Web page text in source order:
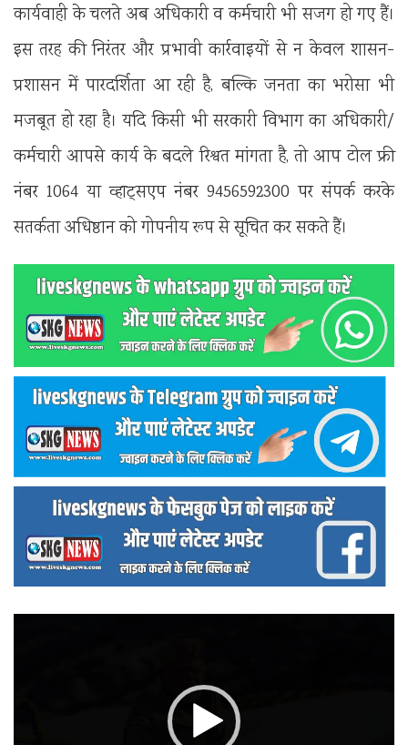
कार्यवाही के चलते अब अधिकारी व कर्मचारी भी सजग हो गए हैं।
इस तरह की निरंतर और प्रभावी कार्रवाइयों से न केवल शासन-
प्रशासन में पारदर्शिता आ रही है, बल्कि जनता का भरोसा भी
मजबूत हो रहा है। यदि किसी भी सरकारी विभाग का अधिकारी/
कर्मचारी आपसे कार्य के बदले रिश्वत मांगता है, तो आप टोल फ्री
नंबर 1064 या व्हाट्सएप नंबर 9456592300 पर संपर्क करके
सतर्कता अधिष्ठान को गोपनीय रूप से सूचित कर सकते हैं।